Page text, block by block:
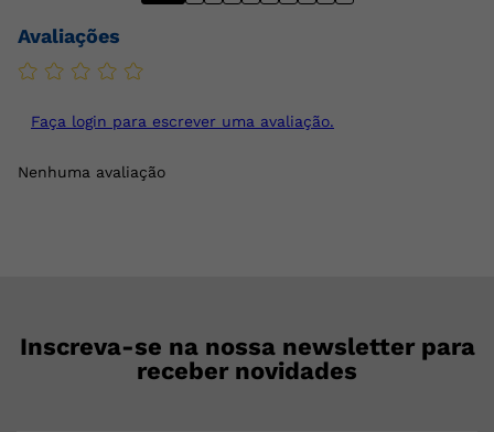
Avaliações
Faça login para escrever uma avaliação.
Nenhuma avaliação
Inscreva-se na nossa newsletter para
receber novidades